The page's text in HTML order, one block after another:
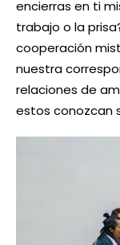
encierras en ti
trabajo o la
cooperación
nuestra
relaciones de
estos conozcan